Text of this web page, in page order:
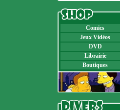
Comics
Jeux Vidéos
DVD
Librairie
Boutiques